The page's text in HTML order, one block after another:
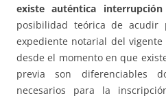
existe auténtica
posibilidad teórica de acudir
expediente notarial del
desde el momento en que
previa son diferenciables
necesarios para la